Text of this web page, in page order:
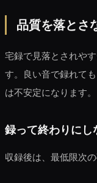
品質を落とさ
宅録で見落とされや
す。良い音で録れて
は不安定になります。
録って終わりにし
収録後は、最低限次